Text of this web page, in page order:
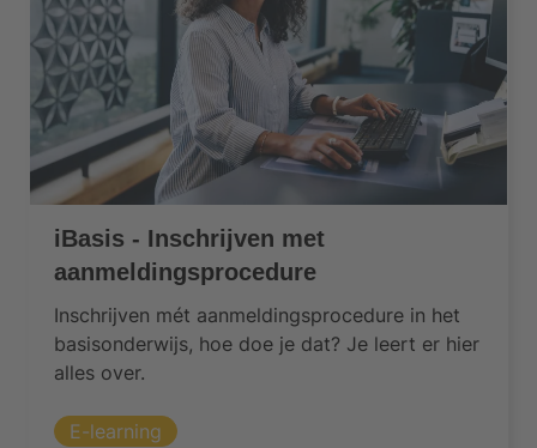
iBasis - Inschrijven met
aanmeldingsprocedure
Inschrijven mét aanmeldingsprocedure in het
basisonderwijs, hoe doe je dat? Je leert er hier
alles over.
E-learning